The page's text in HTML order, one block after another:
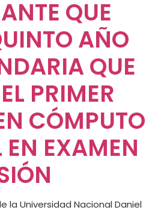
QUE
AÑO
QUE
PRIMER
CÓMPUTO
EN EXAMEN
la Universidad Nacional Daniel